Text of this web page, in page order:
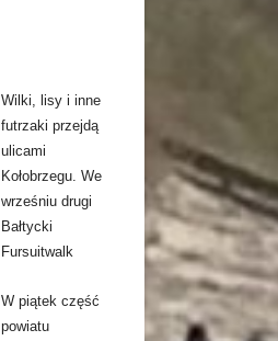
Wilki, lisy i inne
futrzaki przejdą
ulicami
Kołobrzegu. We
wrześniu drugi
Bałtycki
Fursuitwalk
W piątek część
powiatu